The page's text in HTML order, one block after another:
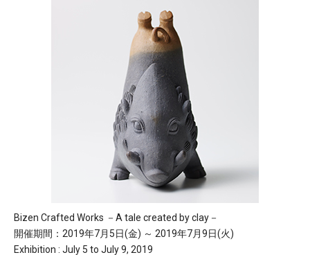
Bizen Crafted Works －A tale created by clay－
開催期間：2019年7月5日(金) ～ 2019年7月9日(火)
Exhibition : July 5 to July 9, 2019